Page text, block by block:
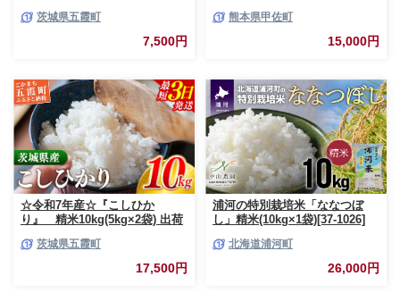
お米 精米 旨味 安心 美味しい
茨城県五霞町
7,500円
あり 厳選 マイスター 生活応援
ひのひかり 森のくまさん おす
すめ 熊本県 甲佐町【価格改定
熊本県甲佐町
15,000円
☆令和7年産☆『こしひか
り』 精米10kg(5kg×2袋) 出荷
米 お米 10kg コメ こめ 人気 銘
柄 家計応援 中山産業 家庭用 茨
城県産 茨城県 五霞町【価格変
茨城県五霞町
17,500円
浦河の特別栽培米「ななつぼ
し」精米(10kg×1袋)[37-1026]
北海道浦河町
26,000円